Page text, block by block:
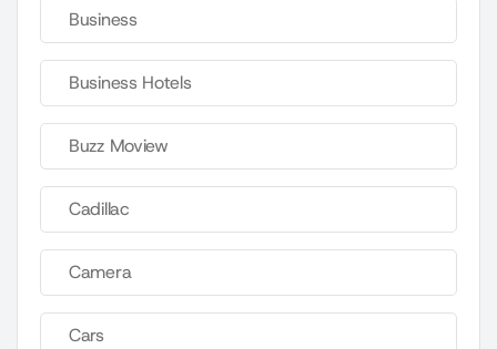
Business
Business Hotels
Buzz Moview
Cadillac
Camera
Cars